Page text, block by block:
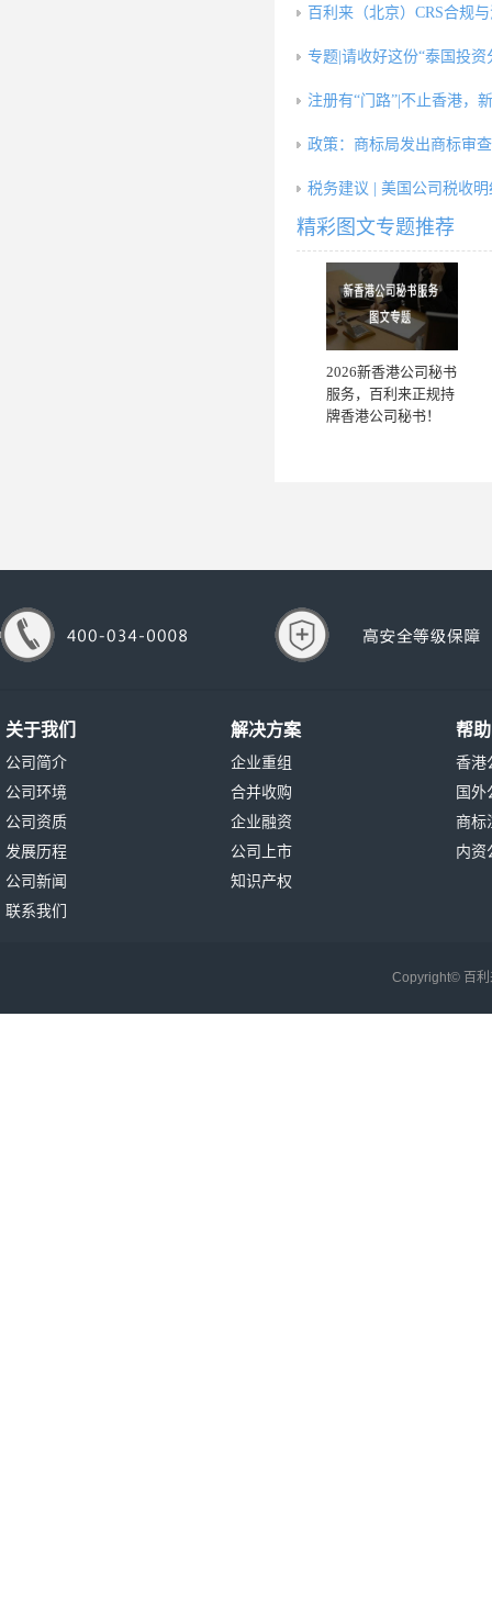
百利来（北京）CRS合规
专题|请收好这份“泰国投资
注册有“门路”|不止香港，
政策：商标局发出商标审
税务建议 | 美国公司税收明
精彩图文专题推荐
2026新香港公司秘书
服务，百利来正规持
牌香港公司秘书！
关于我们
公司简介
公司环境
公司资质
发展历程
公司新闻
联系我们
解决方案
企业重组
合并收购
企业融资
公司上市
知识产权
帮
香港
国外
商标
内资
Copyright© 百